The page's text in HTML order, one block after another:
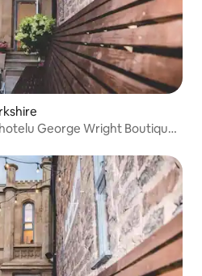
George Wright Boutique